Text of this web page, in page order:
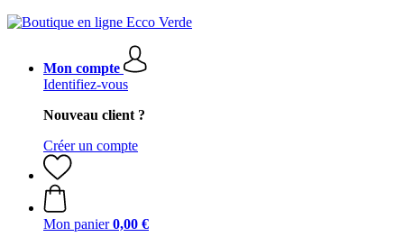
Mon compte
Identifiez-vous
Nouveau client ?
Créer un compte
Mon panier 0,00 €